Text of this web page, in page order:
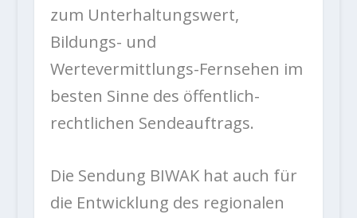
zum Unterhaltungswert,
Bildungs- und
Wertevermittlungs-Fernsehen im
besten Sinne des öffentlich-
rechtlichen Sendeauftrags.
Die Sendung BIWAK hat auch für
die Entwicklung des regionalen